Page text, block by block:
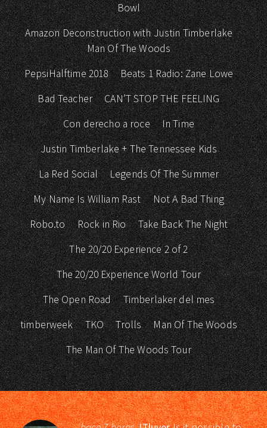
Bowl
Amazon Deconstruction with Justin Timberlake
Man Of The Woods
PepsiHalftime 2018
Beats 1 Radio: Zane Lowe
Bad Teacher
CAN’T STOP THE FEELING
Con derecho a roce
In Time
Justin Timberlake + The Tennessee Kids
La Red Social
Legends Of The Summer
My Name Is William Rast
Not A Bad Thing
Robo.to
Rock in Rio
Take Back The Night
The 20/20 Experience 2 of 2
The 20/20 Experience World Tour
The Open Road
Timberlaker del mes
timberweek
TKO Trolls
Man Of The Woods
The Man Of The Woods Tour